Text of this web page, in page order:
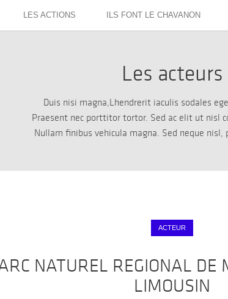
LES ACTIONS ILS FONT LE CHAVANON
Les acteurs
Duis nisi magna,Lhendrerit iaculis sodales
Praesent nec porttitor tortor. Sed ac elit ut nisl
Nullam finibus vehicula magna. Sed neque nisl,
ACTEUR
NATUREL REGIONAL DE
LIMOUSIN